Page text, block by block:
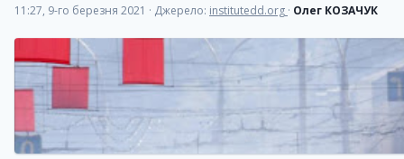
11:27, 9-го березня 2021 · Джерело: institutedd.org · Олег КОЗАЧУК